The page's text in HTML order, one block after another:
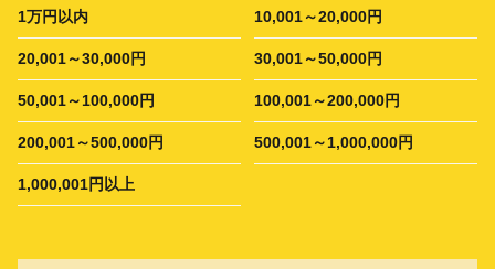
1万円以内 10,001～20,000円
20,001～30,000円 30,001～50,000円
50,001～100,000円 100,001～200,000円
200,001～500,000円 500,001～1,000,000円
1,000,001円以上